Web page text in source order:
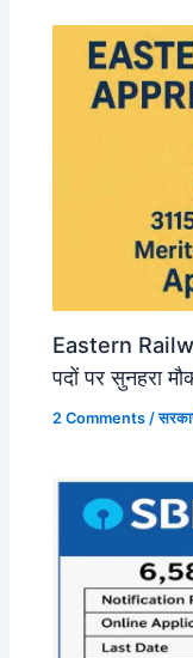
Eastern
पदों पर सुनहरा
2 Comments /